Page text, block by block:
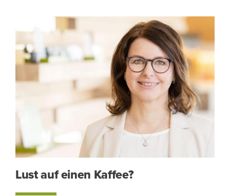
Lust auf einen Kaffee?